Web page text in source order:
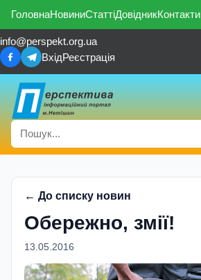
ГоловнаНовиниСтаттіДовідникКонтакти
info@perspekt.org.ua
ВхідРеєстрація
← До списку новин
Обережно, змії!
13.05.2016